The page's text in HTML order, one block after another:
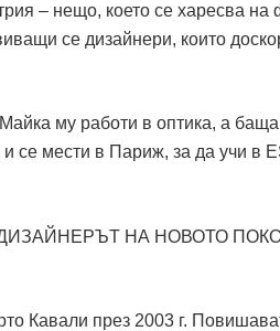
– нещо, което се харесва на
се дизайнери, които
му работи в оптика, а
се мести в Париж, за да учи в
Кавали през 2003 г.